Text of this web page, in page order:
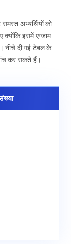
समस्त अभ्यर्थियों को
क्योंकि इसमें एग्जाम
नीचे दी गई टेबल के
कर सकते हैं।